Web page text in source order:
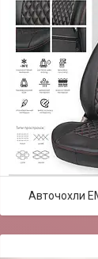
Авточохли